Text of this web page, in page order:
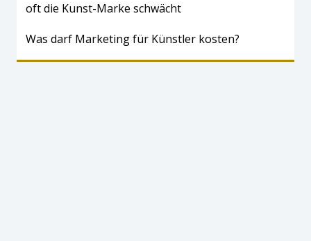
oft die Kunst-Marke schwächt
Was darf Marketing für Künstler kosten?